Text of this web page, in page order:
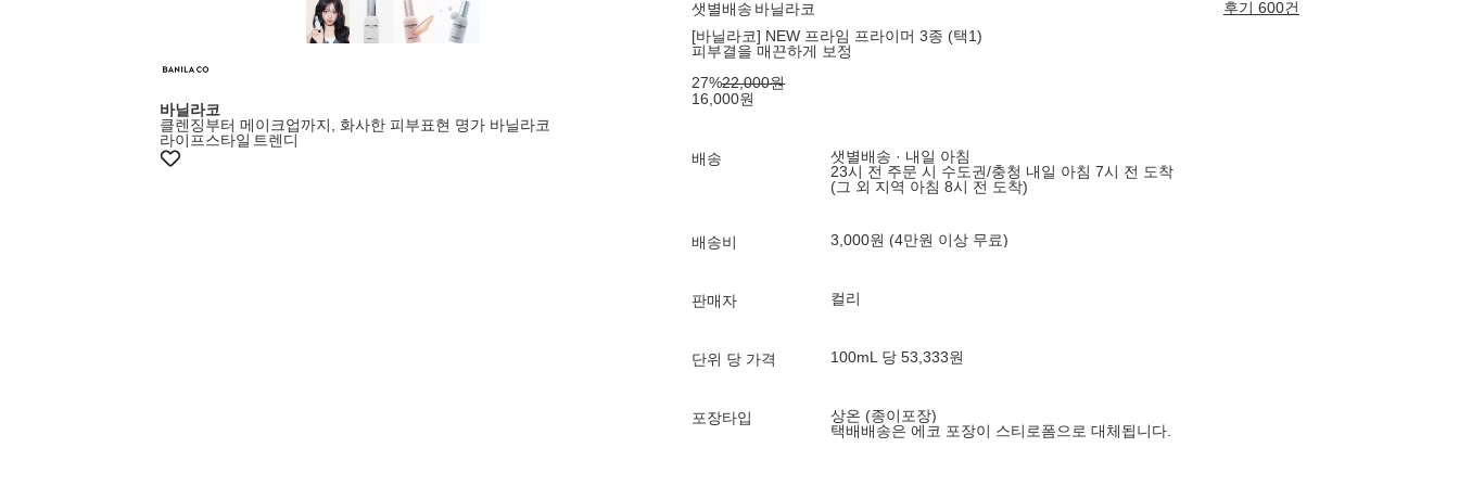
바닐라코
클렌징부터 메이크업까지, 화사한 피부표현 명가 바닐라코
라이프스타일 트렌디
샛별배송 바닐라코
후기 600건
[바닐라코] NEW 프라임 프라이머 3종 (택1)
피부결을 매끈하게 보정
27%22,000원
16,000원
배송
샛별배송 · 내일 아침
23시 전 주문 시 수도권/충청 내일 아침 7시 전 도착
(그 외 지역 아침 8시 전 도착)
배송비 3,000원 (4만원 이상 무료)
판매자 컬리
단위 당 가격 100mL 당 53,333원
포장타입
상온 (종이포장)
택배배송은 에코 포장이 스티로폼으로 대체됩니다.